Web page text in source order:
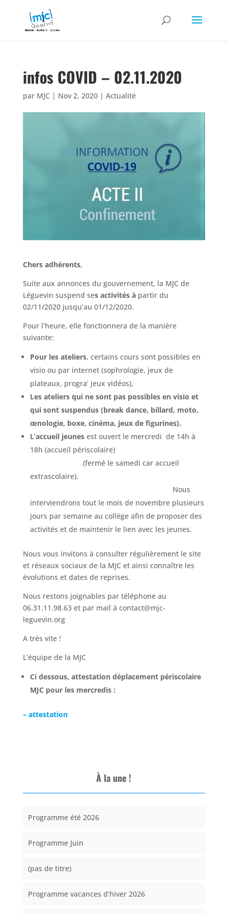
infos COVID – 02.11.2020
par MJC | Nov 2, 2020| Actualité
Chers adhérents,
Suite aux annonces du gouvernement, la MJC de
Léguevin suspend ses activités àpartir du
02/11/2020 jusqu’au 01/12/2020.
Pour l’heure, elle fonctionnera de la manière
suivante:
Pour les ateliers, certains cours sont possibles en
visio ou par internet (sophrologie, jeux de
plateaux, progra’ jeux vidéos),
Les ateliers qui ne sont pas possibles en visio et
qui sont suspendus (break dance, billard, moto,
œnologie, boxe, cinéma, jeux de figurines).
L’accueil jeunesest ouvert le mercredi de 14h à
18h (accueil périscolaire)
(fermé le samedi car accueil
extrascolaire).
Nous
interviendrons tout le mois de novembre plusieurs
jours par semaine au collège afin de proposer des
activités et de maintenir le lien avec les jeunes.
Nous vous invitons à consulter régulièrement le site
et réseaux sociaux de la MJC et ainsi connaître les
évolutions et dates de reprises.
Nous restons joignables par téléphone au
06.31.11.98.63 et par mail à contact@mjc-
leguevin.org
A très vite !
L’équipe de la MJC
Ci dessous, attestation déplacement périscolaire
MJC pour les mercredis :
– attestation
À la une !
Programme été 2026
Programme Juin
(pas de titre)
Programme vacances d’hiver 2026